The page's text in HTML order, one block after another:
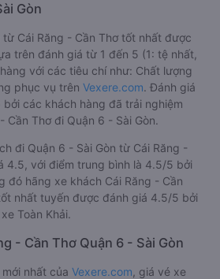
Gòn
từ Cái Răng - Cần Thơ tốt nhất được
trên đánh giá từ 1 đến 5 (1: tệ nhất,
với các tiêu chí như: Chất lượng
phục vụ trên Vexere.com. Đánh giá
các khách hàng đã trải nghiệm
Cần Thơ đi Quận 6 - Sài Gòn.
đi Quận 6 - Sài Gòn từ Cái Răng -
4.5, với điểm trung bình là 4.5/5 bởi
đó hãng xe khách Cái Răng - Cần
nhất tuyến được đánh giá 4.5/5 bởi
Toàn Khải.
- Cần Thơ Quận 6 - Sài Gòn
nhất của Vexere.com , giá vé xe